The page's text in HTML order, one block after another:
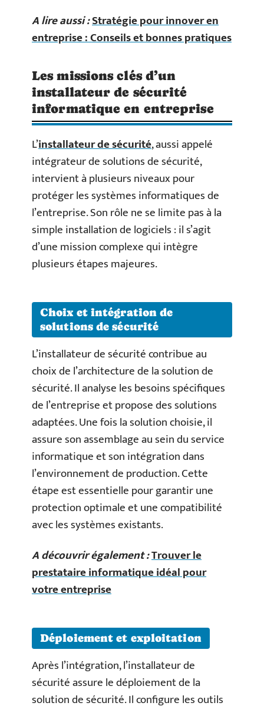
A lire aussi :Stratégie pour innover en
entreprise : Conseils et bonnes pratiques
Les missions clés d’un
installateur de sécurité
informatique en entreprise
L’installateur de sécurité, aussi appelé
intégrateur de solutions de sécurité,
intervient à plusieurs niveaux pour
protéger les systèmes informatiques de
l’entreprise. Son rôle ne se limite pas à la
simple installation de logiciels : il s’agit
d’une mission complexe qui intègre
plusieurs étapes majeures.
Choix et intégration de
solutions de sécurité
L’installateur de sécurité contribue au
choix de l’architecture de la solution de
sécurité. Il analyse les besoins spécifiques
de l’entreprise et propose des solutions
adaptées. Une fois la solution choisie, il
assure son assemblage au sein du service
informatique et son intégration dans
l’environnement de production. Cette
étape est essentielle pour garantir une
protection optimale et une compatibilité
avec les systèmes existants.
A découvrir également :Trouver le
prestataire informatique idéal pour
votre entreprise
Déploiement et exploitation
Après l’intégration, l’installateur de
sécurité assure le déploiement de la
solution de sécurité. Il configure les outils